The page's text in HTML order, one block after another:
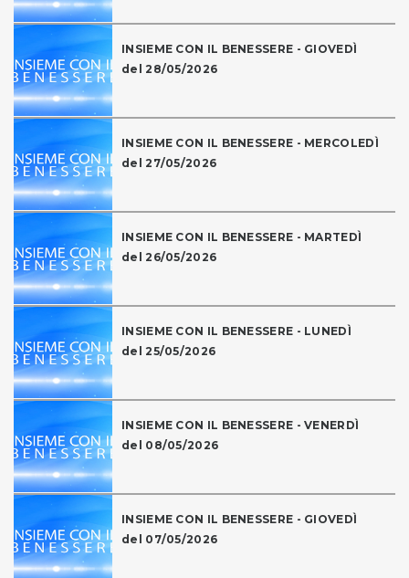
INSIEME CON IL BENESSERE - GIOVEDÌ
del 28/05/2026
INSIEME CON IL BENESSERE - MERCOLEDÌ
del 27/05/2026
INSIEME CON IL BENESSERE - MARTEDÌ
del 26/05/2026
INSIEME CON IL BENESSERE - LUNEDÌ
del 25/05/2026
INSIEME CON IL BENESSERE - VENERDÌ
del 08/05/2026
INSIEME CON IL BENESSERE - GIOVEDÌ
del 07/05/2026